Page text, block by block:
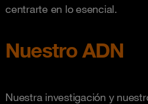
centrarte en lo esencial.
Nuestro ADN
Nuestra investigación y